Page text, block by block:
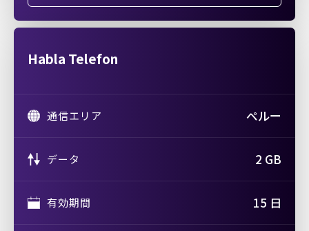
Habla Telefon
通信エリア ペルー
データ 2 GB
有効期間 15 日